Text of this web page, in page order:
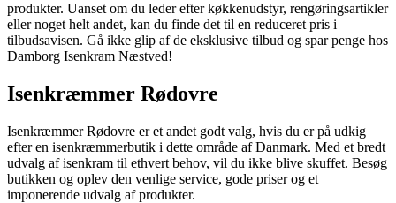
produkter. Uanset om du leder efter køkkenudstyr, rengøringsartikler
eller noget helt andet, kan du finde det til en reduceret pris i
tilbudsavisen. Gå ikke glip af de eksklusive tilbud og spar penge hos
Damborg Isenkram Næstved!
Isenkræmmer Rødovre
Isenkræmmer Rødovre er et andet godt valg, hvis du er på udkig
efter en isenkræmmerbutik i dette område af Danmark. Med et bredt
udvalg af isenkram til ethvert behov, vil du ikke blive skuffet. Besøg
butikken og oplev den venlige service, gode priser og et
imponerende udvalg af produkter.